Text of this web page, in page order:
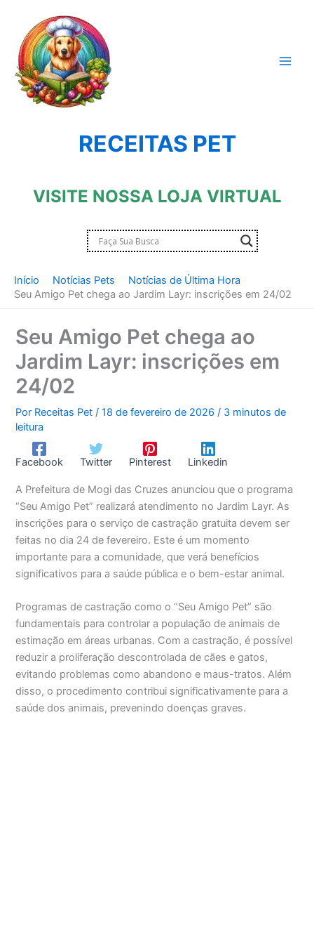
conteúdo
RECEITAS PET
VISITE NOSSA LOJA VIRTUAL
Início Notícias Pets
Notícias de Última Hora
Seu Amigo Pet chega ao Jardim Layr: inscrições em 24/02
Seu Amigo Pet chega ao
Jardim Layr: inscrições em
24/02
Por Receitas Pet/18 de fevereiro de 2026/ 3 minutos de
leitura
Facebook Twitter Pinterest Linkedin
A Prefeitura de Mogi das Cruzes anunciou que o programa
“Seu Amigo Pet” realizará atendimento no Jardim Layr. As
inscrições para o serviço de castração gratuita devem ser
feitas no dia 24 de fevereiro. Este é um momento
importante para a comunidade, que verá benefícios
significativos para a saúde pública e o bem-estar animal.
Programas de castração como o “Seu Amigo Pet” são
fundamentais para controlar a população de animais de
estimação em áreas urbanas. Com a castração, é possível
reduzir a proliferação descontrolada de cães e gatos,
evitando problemas como abandono e maus-tratos. Além
disso, o procedimento contribui significativamente para a
saúde dos animais, prevenindo doenças graves.